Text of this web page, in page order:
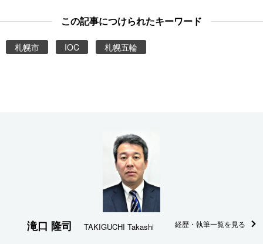
この記事につけられたキーワード
札幌市 IOC 札幌五輪
滝口 隆司 TAKIGUCHI Takashi 経歴・執筆一覧を見る